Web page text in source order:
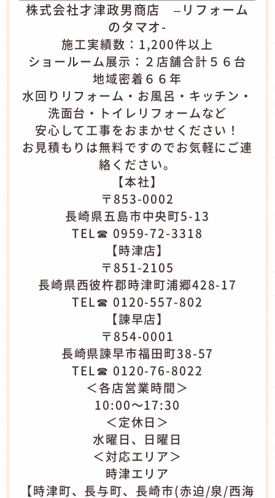
株式会社才津政男商店 –リフォーム
のタマオ-
施工実績数：1,200件以上
ショールーム展示：２店舗合計５６台
地域密着６６年
水回りリフォーム・お風呂・キッチン・
洗面台・トイレリフォームなど
安心して工事をおまかせください！
お見積もりは無料ですのでお気軽にご連
絡ください。
【本社】
〒853-0002
長崎県五島市中央町5-13
TEL☎ 0959-72-3318
【時津店】
〒851-2105
長崎県西彼杵郡時津町浦郷428-17
TEL☎ 0120-557-802
【諫早店】
〒854-0001
長崎県諫早市福田町38-57
TEL☎ 0120-76-8022
＜各店営業時間＞
10:00～17:30
＜定休日＞
水曜日、日曜日
＜対応エリア＞
時津エリア
【時津町、長与町、長崎市(赤迫/泉/西海